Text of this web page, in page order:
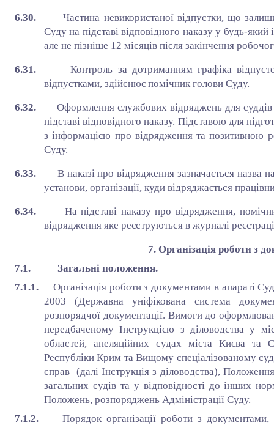
6.30.Частина невикористаної відпустки, що
Суду на підставі відповідного наказу у будь-
але не пізніше 12 місяців після закінчення
6.31.Контроль за дотриманням графіка
відпустками, здійснює помічник голови Суду.
6.32.Оформлення службових відряджень для
підставі відповідного наказу. Підставою для
з інформацією про відрядження та позитивною
Суду.
6.33. В наказі про відрядження зазначається назва
установи, організації, куди відряджається
6.34. На підставі наказу про відрядження,
відрядження яке реєструються в журналі
7. Організація роботи з
7.1. Загальні положення.
7.1.1. Організація роботи з документами в апараті
2003 (Державна уніфікована система
розпорядчої документації. Вимоги до
передбаченому Інструкцією з діловодства у
областей, апеляційних судах міста Києва та
Республіки Крим та Вищому спеціалізованому
справ (далі Інструкція з діловодства),
загальних судів та у відповідності до інших
Положень, розпоряджень Адміністрації Суду.
7.1.2.Порядок організації роботи з